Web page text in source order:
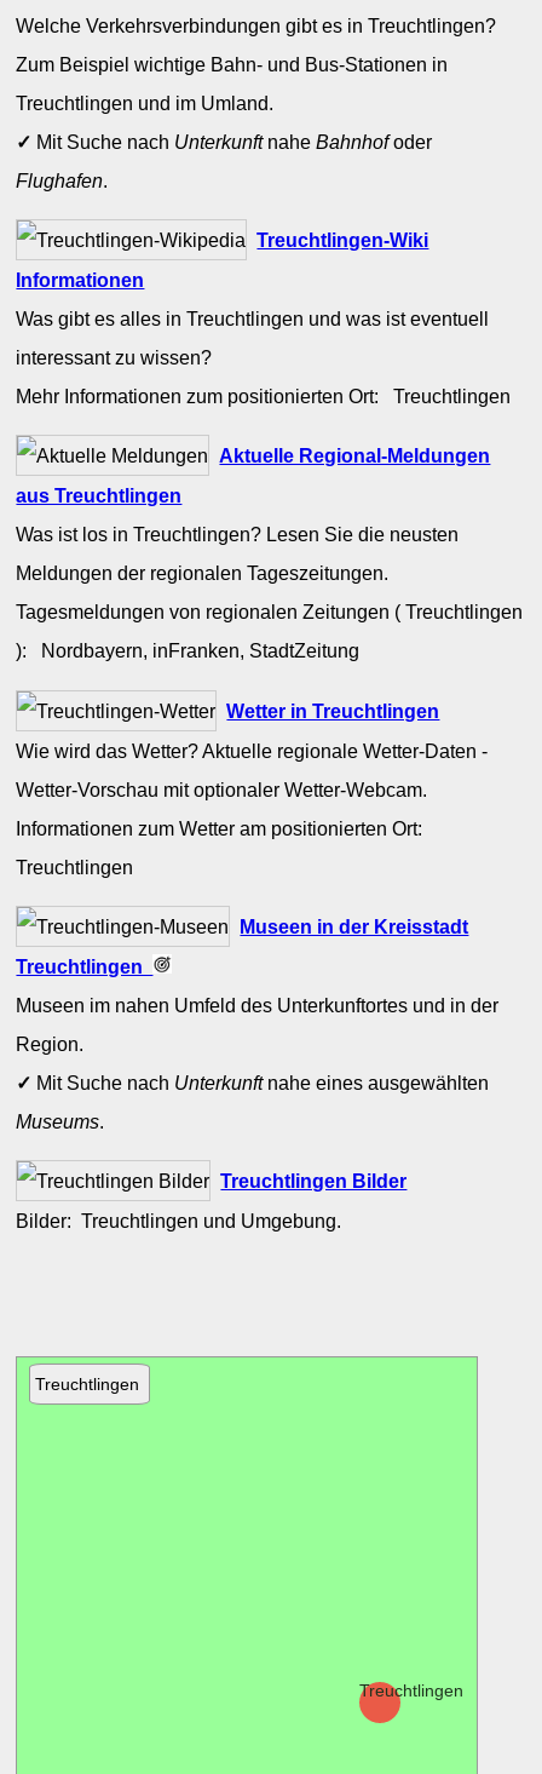
Welche Verkehrsverbindungen gibt es in Treuchtlingen?
Zum Beispiel wichtige Bahn- und Bus-Stationen in
Treuchtlingen und im Umland.
✓ Mit Suche nach UnterkunftnaheBahnhofoder
Flughafen.
Treuchtlingen-Wiki
Informationen
Was gibt es alles in Treuchtlingen und was ist eventuell
interessant zu wissen?
Mehr Informationen zum positionierten Ort: Treuchtlingen
Aktuelle Regional-Meldungen
aus Treuchtlingen
Was ist los in Treuchtlingen? Lesen Sie die neusten
Meldungen der regionalen Tageszeitungen.
Tagesmeldungen von regionalen Zeitungen ( Treuchtlingen
): Nordbayern, inFranken, StadtZeitung
Wetter in Treuchtlingen
Wie wird das Wetter? Aktuelle regionale Wetter-Daten -
Wetter-Vorschau mit optionaler Wetter-Webcam.
Informationen zum Wetter am positionierten Ort:
Treuchtlingen
Museen in der Kreisstadt
Treuchtlingen
Museen im nahen Umfeld des Unterkunftortes und in der
Region.
✓ Mit Suche nach Unterkunftnahe eines ausgewählten
Museums.
Treuchtlingen Bilder
Bilder: Treuchtlingen und Umgebung.
Treuchtlingen
Treuchtlingen